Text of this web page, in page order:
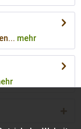
mehr